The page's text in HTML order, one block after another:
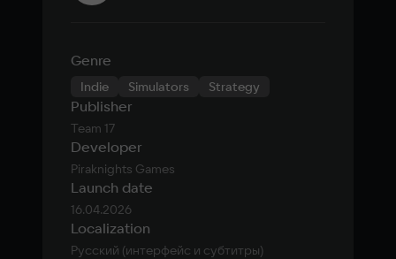
Genre
Indie Simulators Strategy
Publisher
Team 17
Developer
Piraknights Games
Launch date
16.04.2026
Localization
Русский (интерфейс и субтитры)